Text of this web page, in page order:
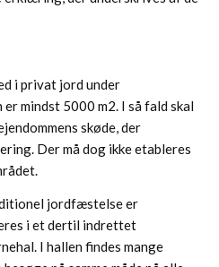
i privat jord under
mindst 5000 m2. I så fald skal
skøde, der
Der må dog ikke etableres
jordfæstelse er
i et dertil indrettet
I hallen findes mange